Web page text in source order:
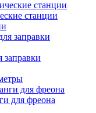
станции
заправки
для фреона